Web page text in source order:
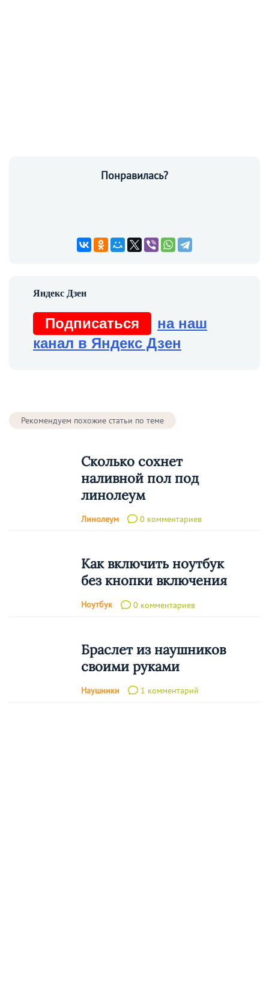
Понравилась?
Подписаться
на наш
канал в Яндекс Дзен
Рекомендуем похожие статьи по теме
Сколько сохнет
наливной пол под
линолеум
Линолеум 0 комментариев
Как включить ноутбук
без кнопки включения
Ноутбук 0 комментариев
Браслет из наушников
своими руками
Наушники 1 комментарий